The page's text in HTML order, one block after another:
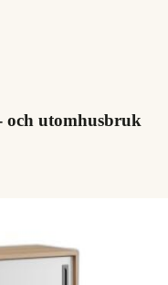
och utomhusbruk